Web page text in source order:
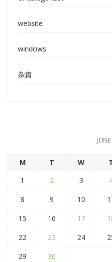
website
windows
杂篇
M T W
1
2 3
8
9 10
15
16 17
22
23 24
29
30